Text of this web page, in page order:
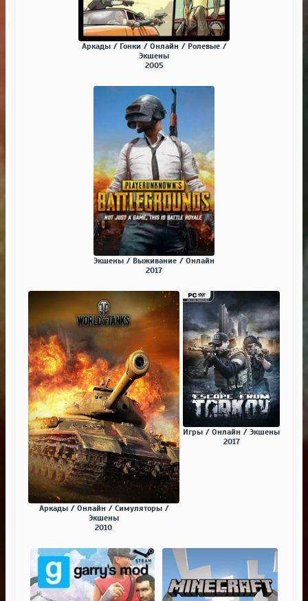
Аркады / Гонки / Онлайн / Ролевые /
Экшены
2005
Экшены / Выживание / Онлайн
2017
Аркады / Онлайн / Симуляторы /
Экшены
2010
Игры / Онлайн / Экшены
2017